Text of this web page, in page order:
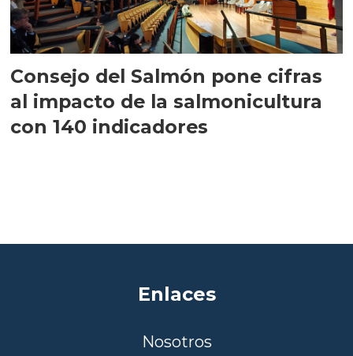
Consejo del Salmón pone cifras
al impacto de la salmonicultura
con 140 indicadores
Enlaces
Nosotros